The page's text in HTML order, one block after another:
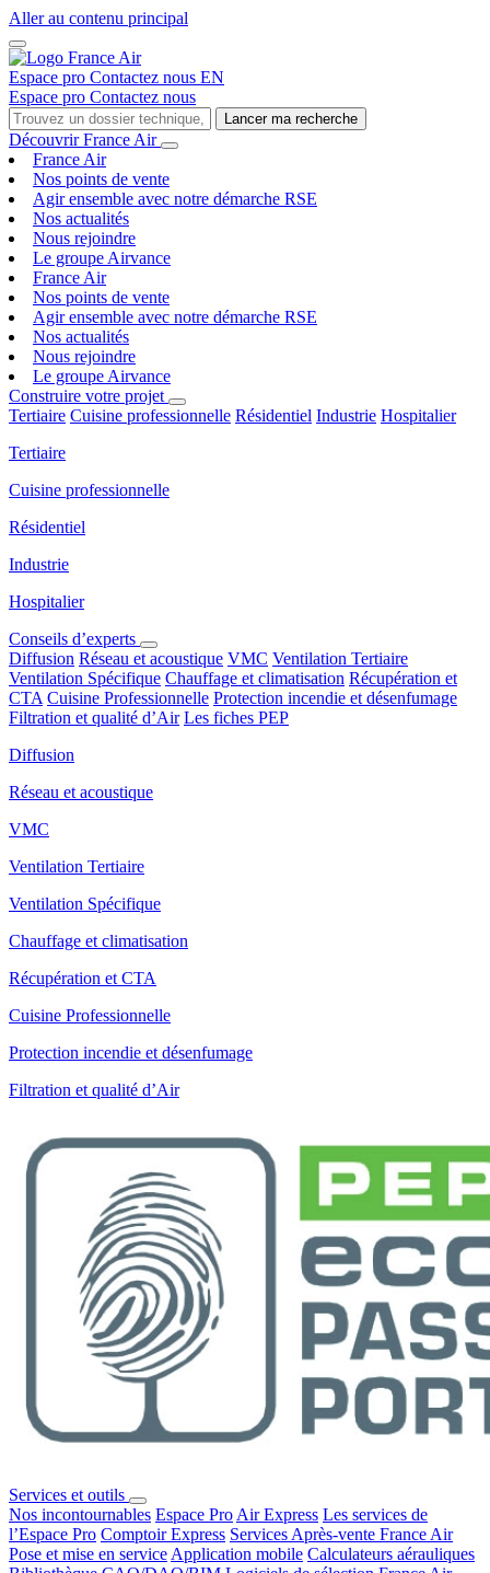
Aller au contenu principal
Espace pro Contactez nous EN
Espace pro Contactez nous
Lancer ma recherche
Découvrir France Air
France Air
Nos points de vente
Agir ensemble avec notre démarche RSE
Nos actualités
Nous rejoindre
Le groupe Airvance
France Air
Nos points de vente
Agir ensemble avec notre démarche RSE
Nos actualités
Nous rejoindre
Le groupe Airvance
Construire votre projet
Tertiaire Cuisine professionnelle Résidentiel Industrie Hospitalier
Tertiaire
Cuisine professionnelle
Résidentiel
Industrie
Hospitalier
Conseils d’experts
Diffusion Réseau et acoustique VMC Ventilation Tertiaire
Ventilation Spécifique Chauffage et climatisation Récupération et
CTA Cuisine Professionnelle Protection incendie et désenfumage
Filtration et qualité d’Air Les fiches PEP
Diffusion
Réseau et acoustique
VMC
Ventilation Tertiaire
Ventilation Spécifique
Chauffage et climatisation
Récupération et CTA
Cuisine Professionnelle
Protection incendie et désenfumage
Filtration et qualité d’Air
Services et outils
Nos incontournables Espace Pro Air Express Les services de
l’Espace Pro Comptoir Express Services Après-vente France Air
Pose et mise en service Application mobile Calculateurs aérauliques